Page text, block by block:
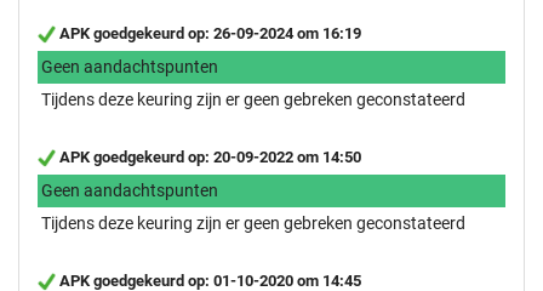
APK goedgekeurd op: 26-09-2024 om 16:19
Geen aandachtspunten
Tijdens deze keuring zijn er geen gebreken geconstateerd
APK goedgekeurd op: 20-09-2022 om 14:50
Geen aandachtspunten
Tijdens deze keuring zijn er geen gebreken geconstateerd
APK goedgekeurd op: 01-10-2020 om 14:45